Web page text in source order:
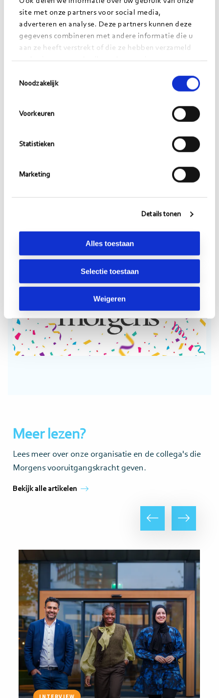
site met onze partners voor social media,
adverteren en analyse. Deze partners kunnen deze
gegevens combineren met andere informatie die u
aan ze heeft verstrekt of die ze hebben verzameld
op basis van uw gebruik van hun services.
Noodzakelijk
Voorkeuren
Statistieken
Marketing
Details tonen
Alles toestaan
Selectie toestaan
Weigeren
Morgens 20 jaar. Dat moeten
we vieren!
Video
Meer lezen?
Lees meer over onze organisatie en de collega's die
Morgens vooruitgangskracht geven.
Bekijk alle artikelen
Volgende
meer
Vorige